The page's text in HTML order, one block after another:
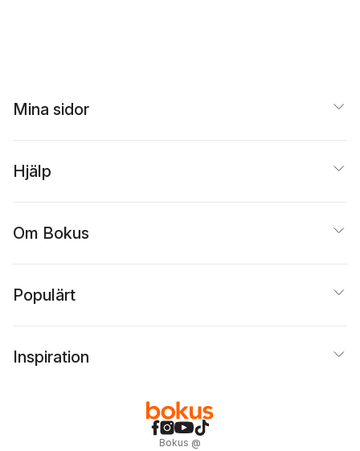
Mina sidor
Hjälp
Om Bokus
Populärt
Inspiration
Bokus @